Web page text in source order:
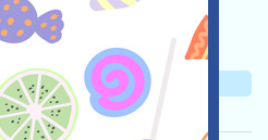
調，確保並自負使用安全！
收录时间: 2026/05/08
2.7 查阅详情